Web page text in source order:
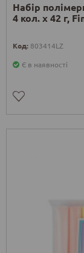
Набір
4 кол. х 42 г,
Код: 803414LZ
Є в наявності